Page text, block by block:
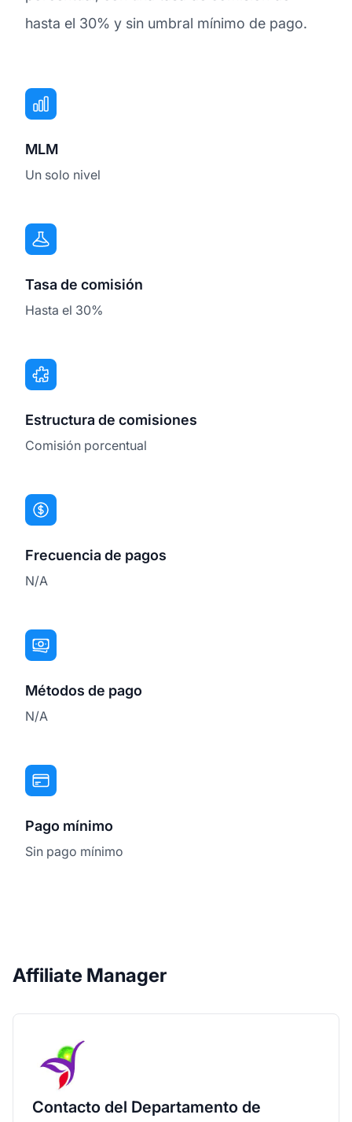
hasta el 30% y sin umbral mínimo de pago.
MLM
Un solo nivel
Tasa de comisión
Hasta el 30%
Estructura de comisiones
Comisión porcentual
Frecuencia de pagos
N/A
Métodos de pago
N/A
Pago mínimo
Sin pago mínimo
Affiliate Manager
Contacto del Departamento de